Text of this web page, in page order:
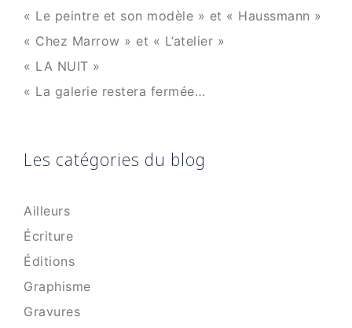
« Le peintre et son modèle » et « Haussmann »
« Chez Marrow » et « L’atelier »
« LA NUIT »
« La galerie restera fermée…
Les catégories du blog
Ailleurs
Écriture
Éditions
Graphisme
Gravures